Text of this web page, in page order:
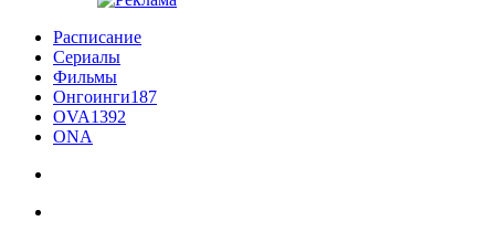
Расписание
Сериалы
Фильмы
Онгоинги187
OVA1392
ONA